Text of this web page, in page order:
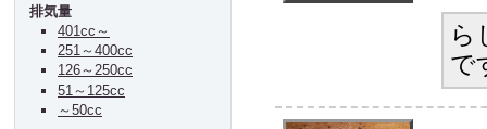
ら
で
排気量
401cc～
251～400cc
126～250cc
51～125cc
～50cc